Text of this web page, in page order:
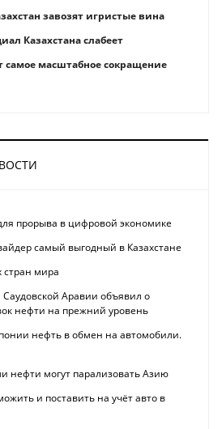
завозят игристые вина
Казахстана слабеет
самое масштабное сокращение
прорыва в цифровой экономике
самый выгодный в Казахстане
стран мира
Аравии объявил о
нефти на прежний уровень
нефть в обмен на автомобили.
нефти могут парализовать Азию
и поставить на учёт авто в